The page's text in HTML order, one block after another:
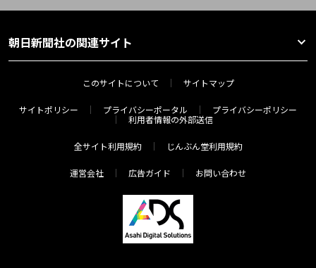
朝日新聞社の関連サイト
このサイトについて サイトマップ
サイトポリシー プライバシーポータル
プライバシーポリシー
利用者情報の外部送信
全サイト利用規約 じんぶん堂利用規約
運営会社 広告ガイド お問い合わせ